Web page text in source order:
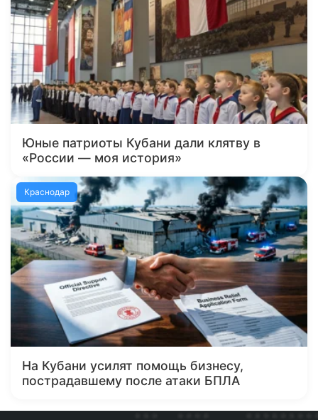
Юные патриоты Кубани дали клятву в
«России — моя история»
Краснодар
На Кубани усилят помощь бизнесу,
пострадавшему после атаки БПЛА